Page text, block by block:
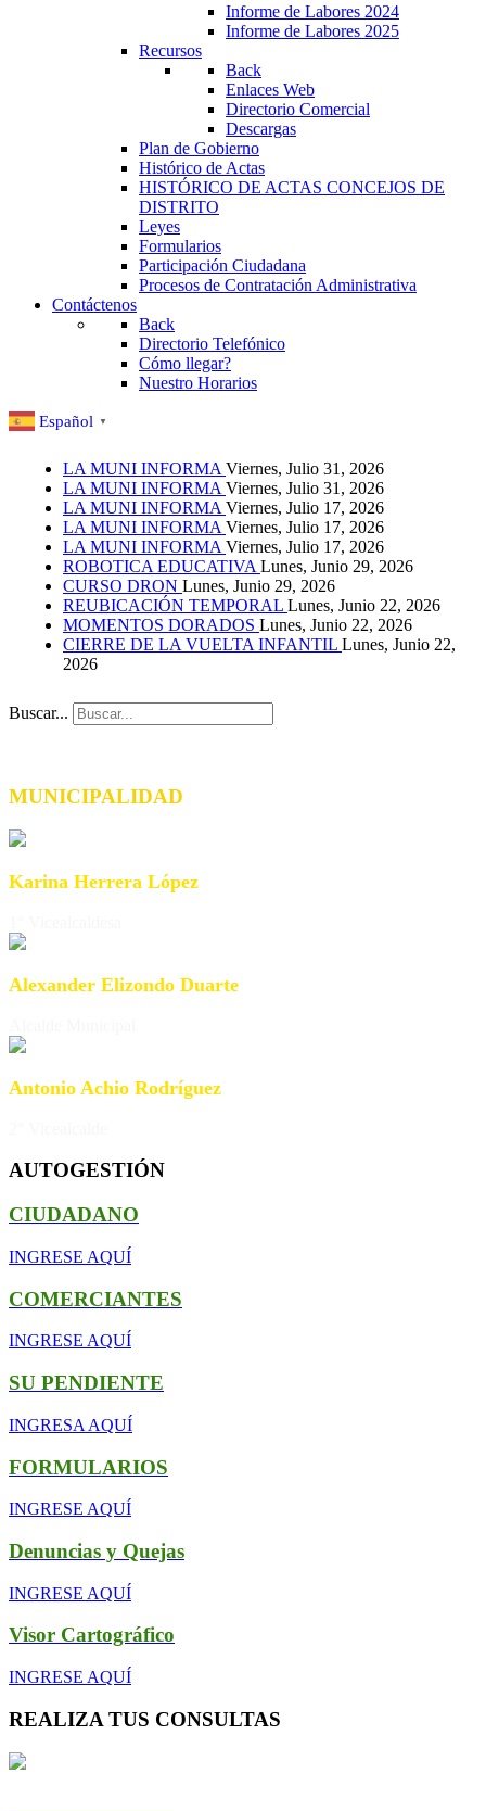
Informe de Labores 2024
Informe de Labores 2025
Recursos
Back
Enlaces Web
Directorio Comercial
Descargas
Plan de Gobierno
Histórico de Actas
HISTÓRICO DE ACTAS CONCEJOS DE
DISTRITO
Leyes
Formularios
Participación Ciudadana
Procesos de Contratación Administrativa
Contáctenos
Back
Directorio Telefónico
Cómo llegar?
Nuestro Horarios
Español ▼
LA MUNI INFORMA Viernes, Julio 31, 2026
LA MUNI INFORMA Viernes, Julio 31, 2026
LA MUNI INFORMA Viernes, Julio 17, 2026
LA MUNI INFORMA Viernes, Julio 17, 2026
LA MUNI INFORMA Viernes, Julio 17, 2026
ROBOTICA EDUCATIVA Lunes, Junio 29, 2026
CURSO DRON Lunes, Junio 29, 2026
REUBICACIÓN TEMPORAL Lunes, Junio 22, 2026
MOMENTOS DORADOS Lunes, Junio 22, 2026
CIERRE DE LA VUELTA INFANTIL Lunes, Junio 22,
2026
Buscar...
MUNICIPALIDAD
Karina Herrera López
Alexander Elizondo Duarte
Antonio Achio Rodríguez
AUTOGESTIÓN
CIUDADANO
INGRESE AQUÍ
COMERCIANTES
INGRESE AQUÍ
SU PENDIENTE
INGRESA AQUÍ
FORMULARIOS
INGRESE AQUÍ
Denuncias y Quejas
INGRESE AQUÍ
Visor Cartográfico
INGRESE AQUÍ
REALIZA TUS CONSULTAS